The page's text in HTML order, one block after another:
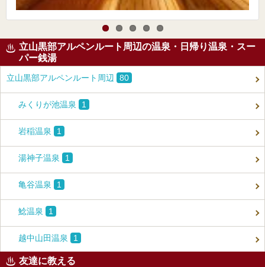
立山黒部アルペンルート周辺の温泉・日帰り温泉・スー
パー銭湯
立山黒部アルペンルート周辺 80
みくりが池温泉 1
岩稲温泉 1
湯神子温泉 1
亀谷温泉 1
鯰温泉 1
越中山田温泉 1
友達に教える